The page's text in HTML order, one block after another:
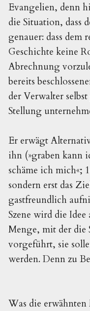
Evangelien, denn
die Situation, dass
genauer: dass dem
Geschichte keine
Abrechnung
bereits
der Verwalter
Stellung
Er erwägt
ihn (»graben kann
schäme ich
sondern erst das
gastfreundlich
Szene wird die
Menge, mit der die
vorgeführt, sie
werden. Denn zu
Was die